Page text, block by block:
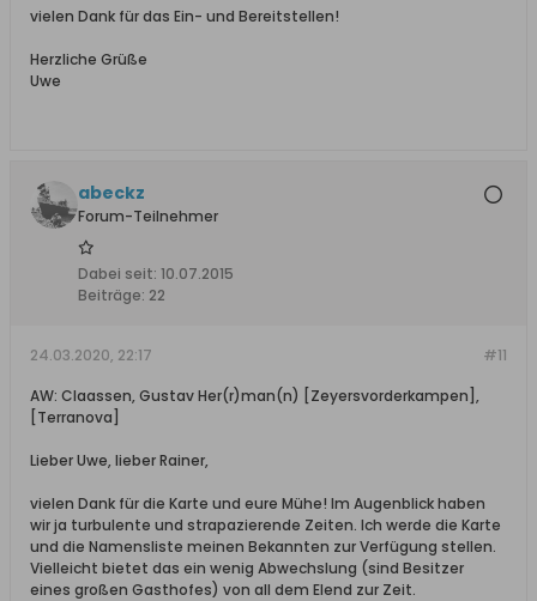
vielen Dank für das Ein- und Bereitstellen!
Herzliche Grüße
Uwe
abeckz
Forum-Teilnehmer
Dabei seit: 10.07.2015
Beiträge: 22
#11
24.03.2020, 22:17
AW: Claassen, Gustav Her(r)man(n) [Zeyersvorderkampen],
[Terranova]
Lieber Uwe, lieber Rainer,
vielen Dank für die Karte und eure Mühe! Im Augenblick haben
wir ja turbulente und strapazierende Zeiten. Ich werde die Karte
und die Namensliste meinen Bekannten zur Verfügung stellen.
Vielleicht bietet das ein wenig Abwechslung (sind Besitzer
eines großen Gasthofes) von all dem Elend zur Zeit.